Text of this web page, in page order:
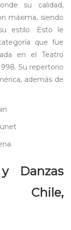
su calidad,
máxima, siendo
estilo. Esto le
que fue
en el Teatro
Su repertorio
además de
Danzas
Chile,